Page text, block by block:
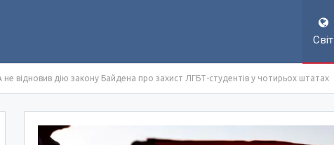
Світ
відновив дію закону Байдена про захист ЛГБТ-студентів у чотирьох штатах